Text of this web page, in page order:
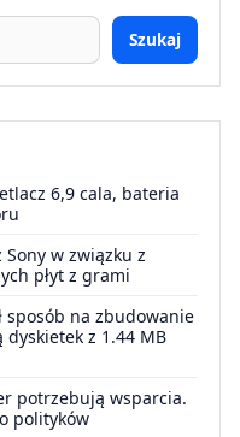
Szukaj
6,9 cala, bateria
w związku z
płyt z grami
sposób na zbudowanie
z 1.44 MB
potrzebują wsparcia.
polityków